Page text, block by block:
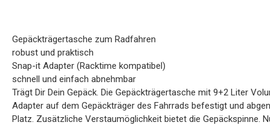
Gepäckträgertasche zum Radfahren
robust und praktisch
Snap-it Adapter (Racktime kompatibel)
schnell und einfach abnehmbar
Trägt Dir Dein Gepäck. Die Gepäckträgertasche mit 9+2 Liter
Adapter auf dem Gepäckträger des Fahrrads befestigt und
Platz. Zusätzliche Verstaumöglichkeit bietet die Gepäckspinne.